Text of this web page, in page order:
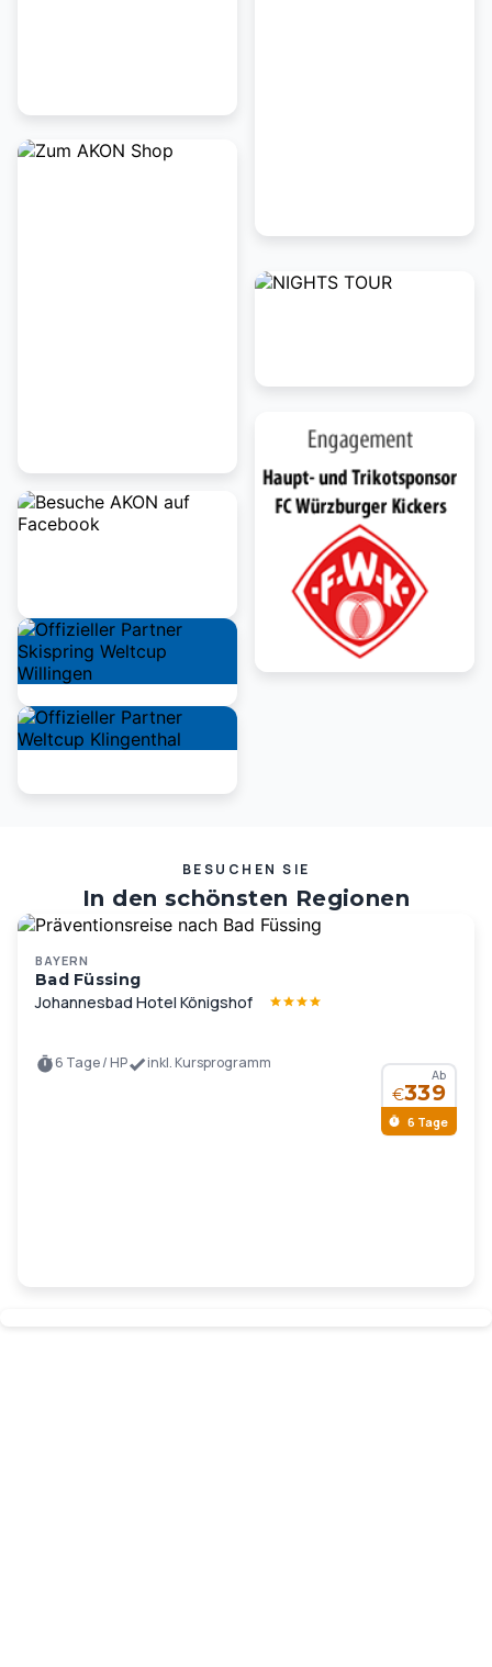
BESUCHEN SIE
In den schönsten Regionen
Deutschlands und Europas …
Ab
€339
6 Tage
BAYERN
Bad Füssing
Johannesbad Hotel Königshof
6 Tage / HP inkl. Kursprogramm